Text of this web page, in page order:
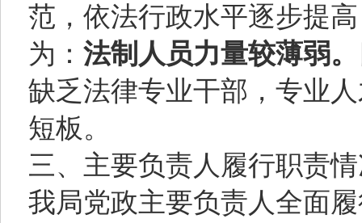
范，依法行政水平逐步提
为： 法制人员力量较薄弱。
缺乏法律专业干部，专业
短板。
三、主要负责人履行职责
我局党政主要负责人全面